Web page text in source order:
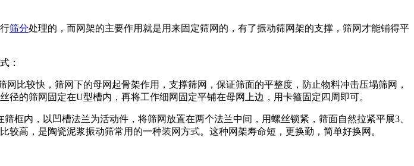
筛分处理的，而网架的主要作用就是用来固定筛网的，有了振动筛网架的支撑，筛网才能铺得平
：
比较快，筛网下的母网起骨架作用，支撑筛网，保证筛面的平整度，防止物料冲击压塌筛网，
的筛网固定在U型槽内，再将工作细网固定平铺在母网上边，用卡箍固定四周即可。
框内，以凹槽法兰为活动件，将筛网放置在两个法兰中间，用螺丝锁紧，筛面自然拉紧平展3、
高，是陶瓷泥浆振动筛常用的一种装网方式。这种网架寿命短，更换勤，简单好换网。